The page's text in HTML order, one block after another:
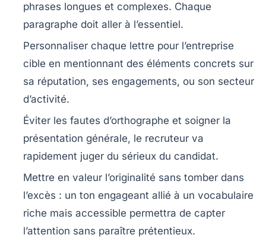
phrases longues et complexes. Chaque
paragraphe doit aller à l’essentiel.
Personnaliser chaque lettre pour l’entreprise
cible en mentionnant des éléments concrets sur
sa réputation, ses engagements, ou son secteur
d’activité.
Éviter les fautes d’orthographe et soigner la
présentation générale, le recruteur va
rapidement juger du sérieux du candidat.
Mettre en valeur l’originalité sans tomber dans
l’excès : un ton engageant allié à un vocabulaire
riche mais accessible permettra de capter
l’attention sans paraître prétentieux.